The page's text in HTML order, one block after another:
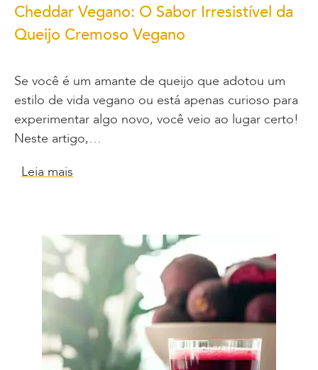
Cheddar Vegano: O Sabor Irresistível da
Queijo Cremoso Vegano
Se você é um amante de queijo que adotou um
estilo de vida vegano ou está apenas curioso para
experimentar algo novo, você veio ao lugar certo!
Neste artigo,…
Leia mais